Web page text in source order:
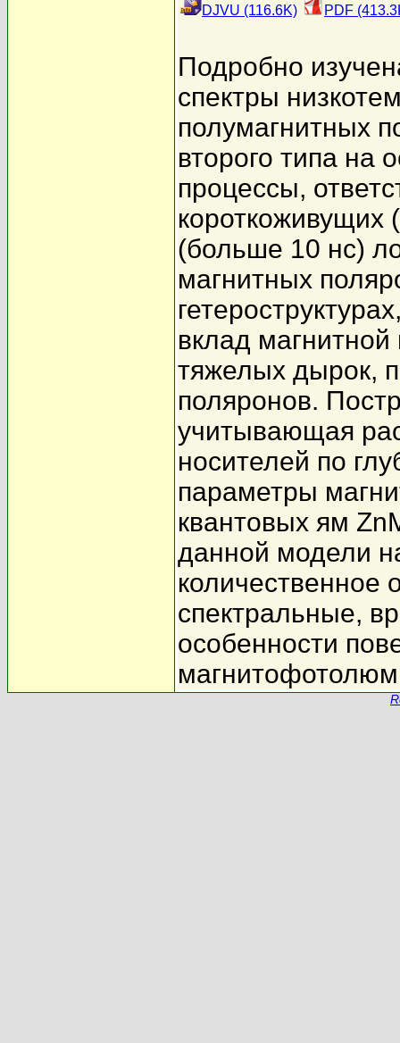
DJVU (116.6K) PDF
Подробно
спектры
полумагнитных
второго типа на
процессы,
короткоживущих
(больше 10 нс)
магнитных
вклад
тяжелых дырок,
поляронов.
учитывающая
носителей по
параметры
квантовых ям
данной модели
спектральные,
особенности